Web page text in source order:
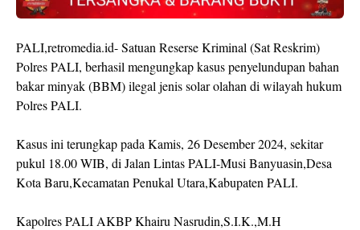
PALI,retromedia.id- Satuan Reserse Kriminal (Sat Reskrim)
Polres PALI, berhasil mengungkap kasus penyelundupan bahan
bakar minyak (BBM) ilegal jenis solar olahan di wilayah hukum
Polres PALI.
Kasus ini terungkap pada Kamis, 26 Desember 2024, sekitar
pukul 18.00 WIB, di Jalan Lintas PALI-Musi Banyuasin,Desa
Kota Baru,Kecamatan Penukal Utara,Kabupaten PALI.
Kapolres PALI AKBP Khairu Nasrudin,S.I.K.,M.H